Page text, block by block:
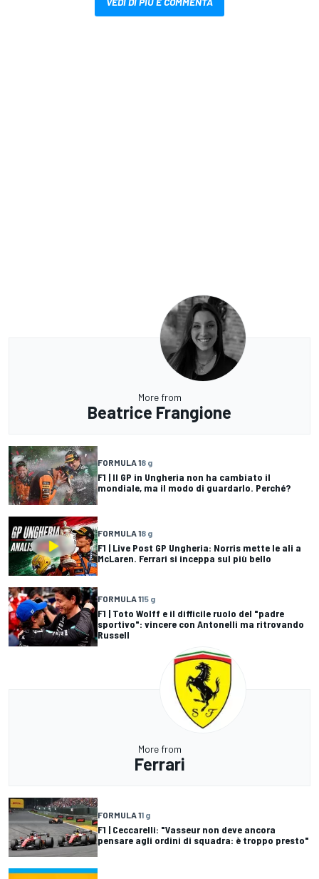
More from
Beatrice Frangione
FORMULA 18 g
F1 | Il GP in Ungheria non ha cambiato il
mondiale, ma il modo di guardarlo. Perché?
FORMULA 18 g
F1 | Live Post GP Ungheria: Norris mette le ali a
McLaren. Ferrari si inceppa sul più bello
FORMULA 115 g
F1 | Toto Wolff e il difficile ruolo del "padre
sportivo": vincere con Antonelli ma ritrovando
Russell
More from
Ferrari
FORMULA 11 g
F1 | Ceccarelli: "Vasseur non deve ancora
pensare agli ordini di squadra: è troppo presto"